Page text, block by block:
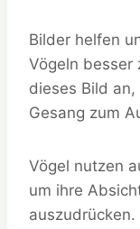
Bilder helfen
Vögeln besser
dieses Bild
Gesang zum
Vögel nutzen
um ihre